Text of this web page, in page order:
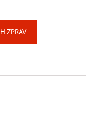
ZPRÁV